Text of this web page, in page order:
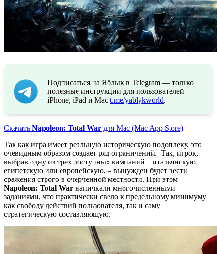
Подписаться на Яблык в Telegram — только
полезные инструкции для пользователей
iPhone, iPad и Mac t.me/yablykworld.
Скачать Napoleon: Total War для Mac (Mac App Store)
Так как игра имеет реальную историческую подоплеку, это
очевидным образом создает ряд ограничений. Так, игрок,
выбрав одну из трех доступных кампаний – итальянскую,
египетскую или европейскую, – вынужден будет вести
сражения строго в очерченной местности. При этом
Napoleon: Total War напичкали многочисленными
заданиями, что практически свело к предельному минимуму
как свободу действий пользователя, так и саму
стратегическую составляющую.